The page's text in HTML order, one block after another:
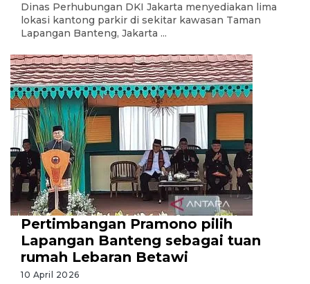
Dinas Perhubungan DKI Jakarta menyediakan lima
lokasi kantong parkir di sekitar kawasan Taman
Lapangan Banteng, Jakarta ...
Pertimbangan Pramono pilih
Lapangan Banteng sebagai tuan
rumah Lebaran Betawi
10 April 2026